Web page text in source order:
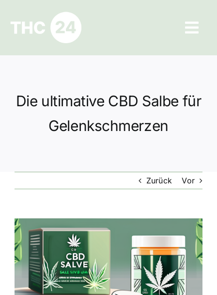
springen
Ratgeber
Datenschutz
Die ultimative CBD Salbe für
Gelenkschmerzen
Zurück Vor
Zeige
grösseres
Bild